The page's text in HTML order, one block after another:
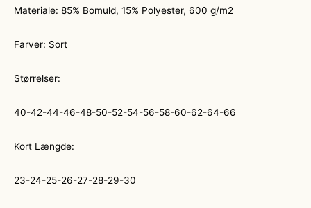
Materiale: 85% Bomuld, 15% Polyester, 600 g/m2
Farver: Sort
Størrelser:
40-42-44-46-48-50-52-54-56-58-60-62-64-66
Kort Længde:
23-24-25-26-27-28-29-30